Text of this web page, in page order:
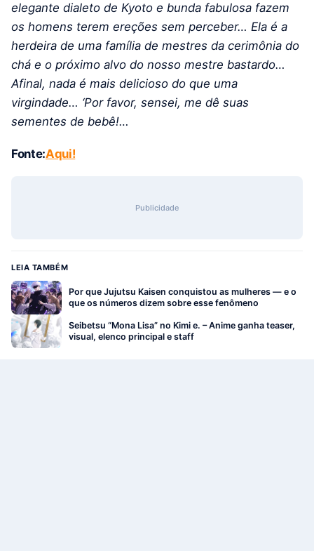
elegante dialeto de Kyoto e bunda fabulosa fazem
os homens terem ereções sem perceber… Ela é a
herdeira de uma família de mestres da cerimônia do
chá e o próximo alvo do nosso mestre bastardo…
Afinal, nada é mais delicioso do que uma
virgindade… ‘Por favor, sensei, me dê suas
sementes de bebê!…
Fonte:Aqui!
Publicidade
LEIA TAMBÉM
Por que Jujutsu Kaisen conquistou as mulheres — e o
que os números dizem sobre esse fenômeno
Seibetsu “Mona Lisa” no Kimi e. – Anime ganha teaser,
visual, elenco principal e staff